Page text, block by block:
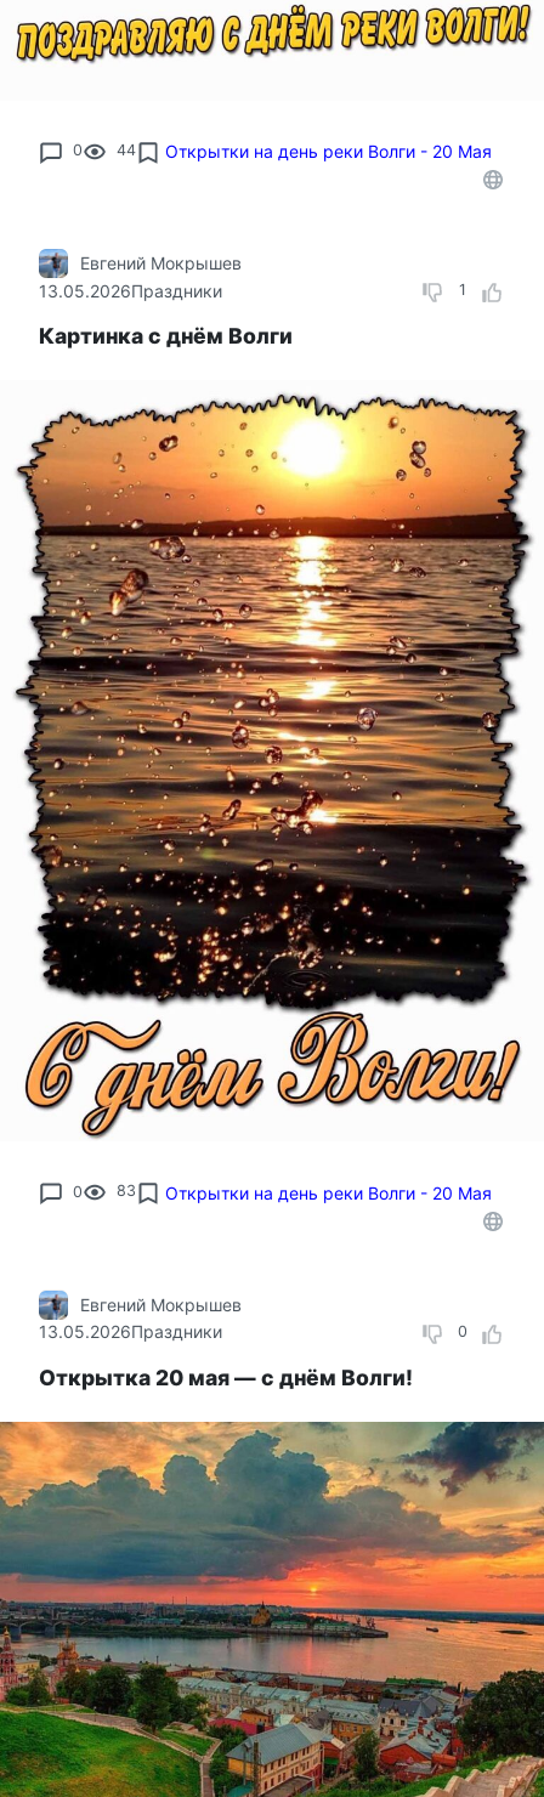
0 44 Открытки на день реки Волги - 20 Мая
1
Евгений Мокрышев
13.05.2026Праздники
Картинка с днём Волги
0 83 Открытки на день реки Волги - 20 Мая
0
Евгений Мокрышев
13.05.2026Праздники
Открытка 20 мая — с днём Волги!